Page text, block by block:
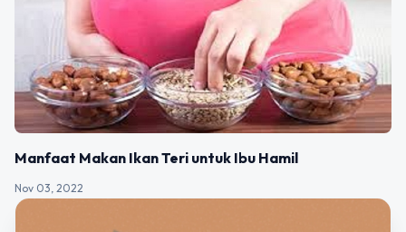
Manfaat Makan Ikan Teri untuk Ibu Hamil
Nov 03, 2022